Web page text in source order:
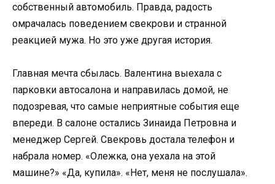
собственный автомобиль. Правда, радость
омрачалась поведением свекрови и странной
реакцией мужа. Но это уже другая история.
Главная мечта сбылась. Валентина выехала с
парковки автосалона и направилась домой, не
подозревая, что самые неприятные события еще
впереди. В салоне остались Зинаида Петровна и
менеджер Сергей. Свекровь достала телефон и
набрала номер. «Олежка, она уехала на этой
машине?» «Да, купила». «Нет, меня не послушала».